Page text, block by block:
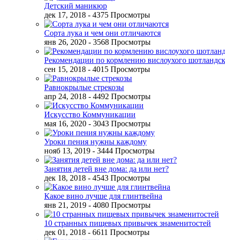
Детский маникюр
дек 17, 2018 - 4375 Просмотры
Сорта лука и чем они отличаются
янв 26, 2020 - 3568 Просмотры
Рекомендации по кормлению вислоухого
сен 15, 2018 - 4015 Просмотры
Равнокрылые стрекозы
апр 24, 2018 - 4492 Просмотры
Искусство Коммуникации
мая 16, 2020 - 3043 Просмотры
Уроки пения нужны каждому
нояб 13, 2019 - 3444 Просмотры
Занятия детей вне дома: да или нет?
дек 18, 2018 - 4543 Просмотры
Какое вино лучше для глинтвейна
янв 21, 2019 - 4080 Просмотры
10 странных пищевых привычек знаменитостей
дек 01, 2018 - 6611 Просмотры